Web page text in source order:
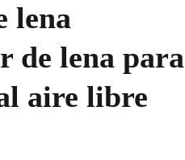
lena
de lena para
aire libre